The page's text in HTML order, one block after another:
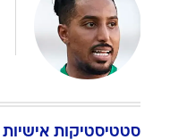
סטטיסטיקות אישיות